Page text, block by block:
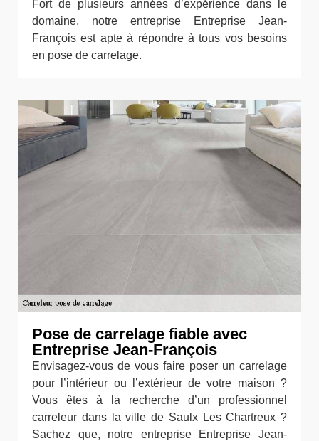
Fort de plusieurs années d’expérience dans le
domaine, notre entreprise Entreprise Jean-
François est apte à répondre à tous vos besoins
en pose de carrelage.
Pose de carrelage fiable avec
Entreprise Jean-François
Envisagez-vous de vous faire poser un carrelage
pour l’intérieur ou l’extérieur de votre maison ?
Vous êtes à la recherche d’un professionnel
carreleur dans la ville de Saulx Les Chartreux ?
Sachez que, notre entreprise Entreprise Jean-